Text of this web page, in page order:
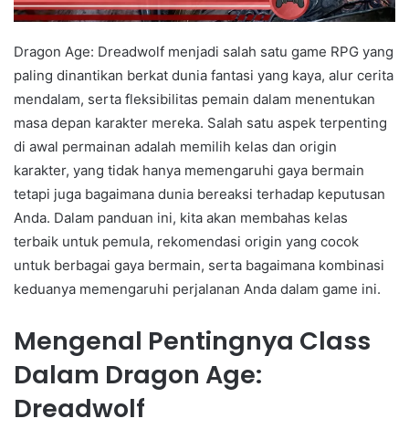
Dragon Age: Dreadwolf menjadi salah satu game RPG yang
paling dinantikan berkat dunia fantasi yang kaya, alur cerita
mendalam, serta fleksibilitas pemain dalam menentukan
masa depan karakter mereka. Salah satu aspek terpenting
di awal permainan adalah memilih kelas dan origin
karakter, yang tidak hanya memengaruhi gaya bermain
tetapi juga bagaimana dunia bereaksi terhadap keputusan
Anda. Dalam panduan ini, kita akan membahas kelas
terbaik untuk pemula, rekomendasi origin yang cocok
untuk berbagai gaya bermain, serta bagaimana kombinasi
keduanya memengaruhi perjalanan Anda dalam game ini.
Mengenal Pentingnya Class
Dalam Dragon Age:
Dreadwolf